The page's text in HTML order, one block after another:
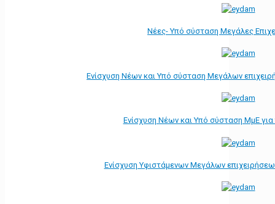
Νέες- Υπό σύσταση Μεγάλες
Ενίσχυση Νέων και Υπό σύσταση Μεγάλων
Ενίσχυση Νέων και Υπό σύσταση ΜμΕ
Ενίσχυση Υφιστάμενων Μεγάλων